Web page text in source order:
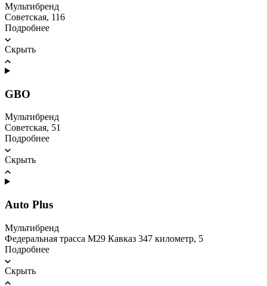
Мультибренд
Советская, 116
Подробнее
Скрыть
GBO
Мультибренд
Советская, 51
Подробнее
Скрыть
Auto Plus
Мультибренд
Федеральная трасса М29 Кавказ 347 километр, 5
Подробнее
Скрыть